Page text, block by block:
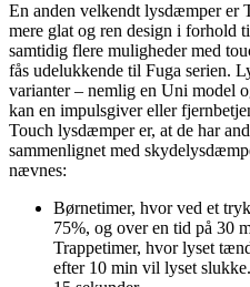
En anden velkendt lysdæmper er
mere glat og ren design i forhold
samtidig flere muligheder med
fås udelukkende til Fuga serien.
varianter – nemlig en Uni model
kan en impulsgiver eller
Touch lysdæmper er, at de har
sammenlignet med
nævnes:
Børnetimer, hvor ved et
75%, og over en tid på 30
Trappetimer, hvor lyset
efter 10 min vil lyset